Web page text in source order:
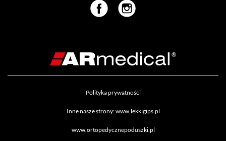
Polityka prywatności
Inne nasze strony:www.lekkigips.pl
www.ortopedycznepoduszki.pl